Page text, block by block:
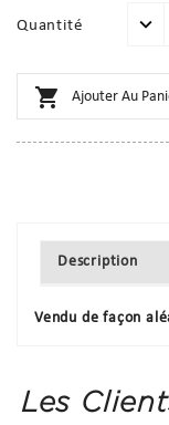
Quantité
 Ajouter Au
Description
Vendu de façon
Les